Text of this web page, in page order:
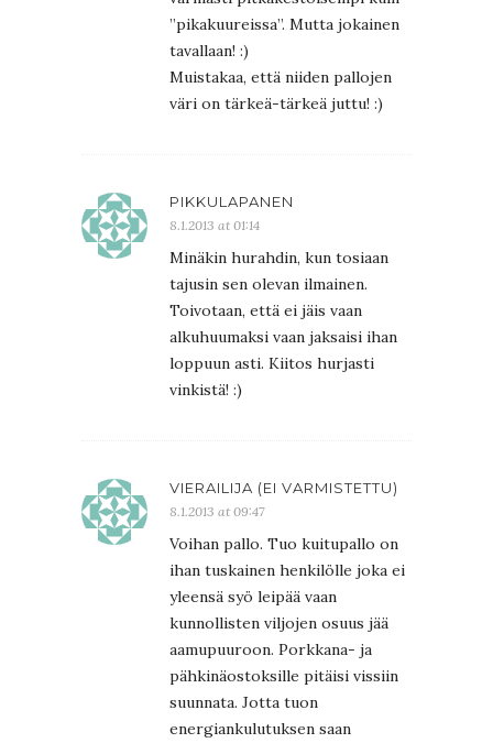
”pikakuureissa”. Mutta jokainen
tavallaan! :)
Muistakaa, että niiden pallojen
väri on tärkeä-tärkeä juttu! :)
PIKKULAPANEN
8.1.2013 at 01:14
Minäkin hurahdin, kun tosiaan
tajusin sen olevan ilmainen.
Toivotaan, että ei jäis vaan
alkuhuumaksi vaan jaksaisi ihan
loppuun asti. Kiitos hurjasti
vinkistä! :)
VIERAILIJA (EI VARMISTETTU)
8.1.2013 at 09:47
Voihan pallo. Tuo kuitupallo on
ihan tuskainen henkilölle joka ei
yleensä syö leipää vaan
kunnollisten viljojen osuus jää
aamupuuroon. Porkkana- ja
pähkinäostoksille pitäisi vissiin
suunnata. Jotta tuon
energiankulutuksen saan